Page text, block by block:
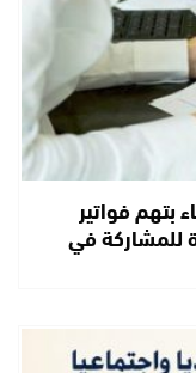
بتهم فواتير
للمشاركة في